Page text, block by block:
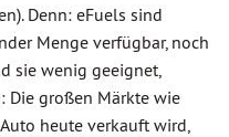
Denn: eFuels sind
Menge verfügbar, noch
sie wenig geeignet,
Die großen Märkte wie
heute verkauft wird,